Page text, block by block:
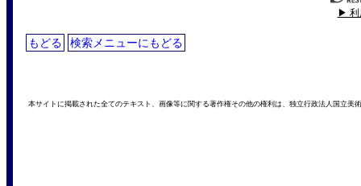
▶ 利
もどる 検索メニューにもどる
本サイトに掲載された全てのテキスト、画像等に関する著作権その他の権利は、独立行政法人国立